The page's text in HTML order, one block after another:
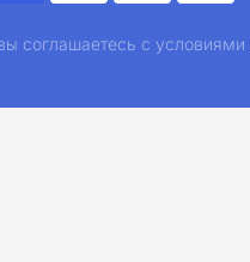
соглашаетесь с условиями